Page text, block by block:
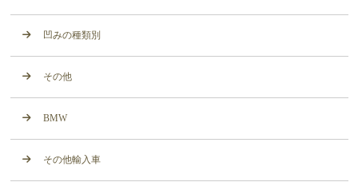
凹みの種類別
その他
BMW
その他輸入車